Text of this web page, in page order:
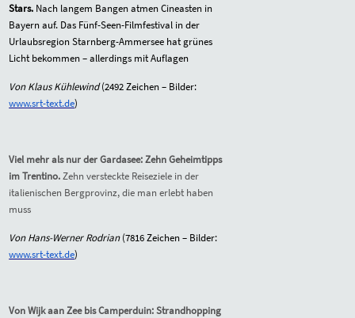
Stars. Nach langem Bangen atmen Cineasten in
Bayern auf. Das Fünf-Seen-Filmfestival in der
Urlaubsregion Starnberg-Ammersee hat grünes
Licht bekommen – allerdings mit Auflagen
Von Klaus Kühlewind(2492Zeichen – Bilder:
www.srt-text.de)
Viel mehr als nur der Gardasee: Zehn Geheimtipps
im Trentino.Zehn versteckte Reiseziele in der
italienischen Bergprovinz, die man erlebt haben
muss
Von Hans-Werner Rodrian(7816Zeichen – Bilder:
www.srt-text.de)
Von Wijk aan Zee bis Camperduin: Strandhopping